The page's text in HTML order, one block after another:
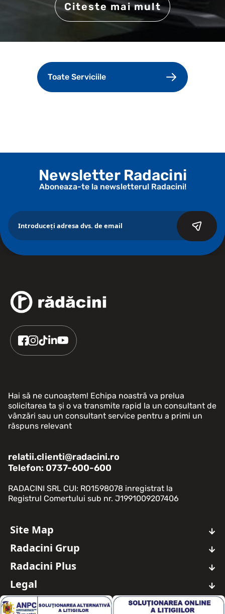
Citeste mai mult
Toate Serviciile
Newsletter Radacini
Aboneaza-te la newsletterul Radacini!
Hai să ne cunoaștem! Echipa noastră va prelua
solicitarea ta și o va transmite rapid la un consultant de
vânzări sau un consultant service pentru a primi un
răspuns relevant
relatii.clienti@radacini.ro
Telefon: 0737-600-600
RADACINI SRL CUI: RO1598078 inregistrat la
Registrul Comertului sub nr. J1991009207406
Site Map
Auto Rulate
Oferte Auto Noi
Oferte Auto Rulate
Service Auto
Avantaje
Radacini Grup
About Us
Timeline
Cariera
Grup
Contact
Radacini Plus
Dashboard
Servicii Masina Ta
Servicii Aditionale
Legal
Termeni si Conditii
Date personale